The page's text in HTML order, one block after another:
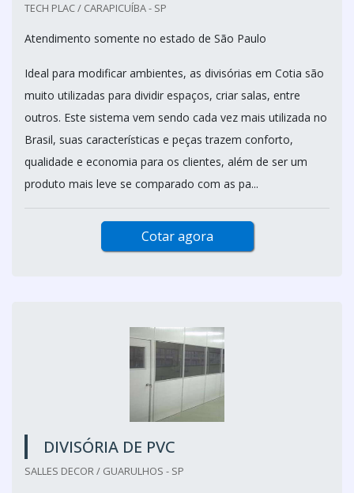
TECH PLAC / CARAPICUÍBA - SP
Atendimento somente no estado de São Paulo
Ideal para modificar ambientes, as divisórias em Cotia são
muito utilizadas para dividir espaços, criar salas, entre
outros. Este sistema vem sendo cada vez mais utilizada no
Brasil, suas características e peças trazem conforto,
qualidade e economia para os clientes, além de ser um
produto mais leve se comparado com as pa...
Cotar agora
DIVISÓRIA DE PVC
SALLES DECOR / GUARULHOS - SP